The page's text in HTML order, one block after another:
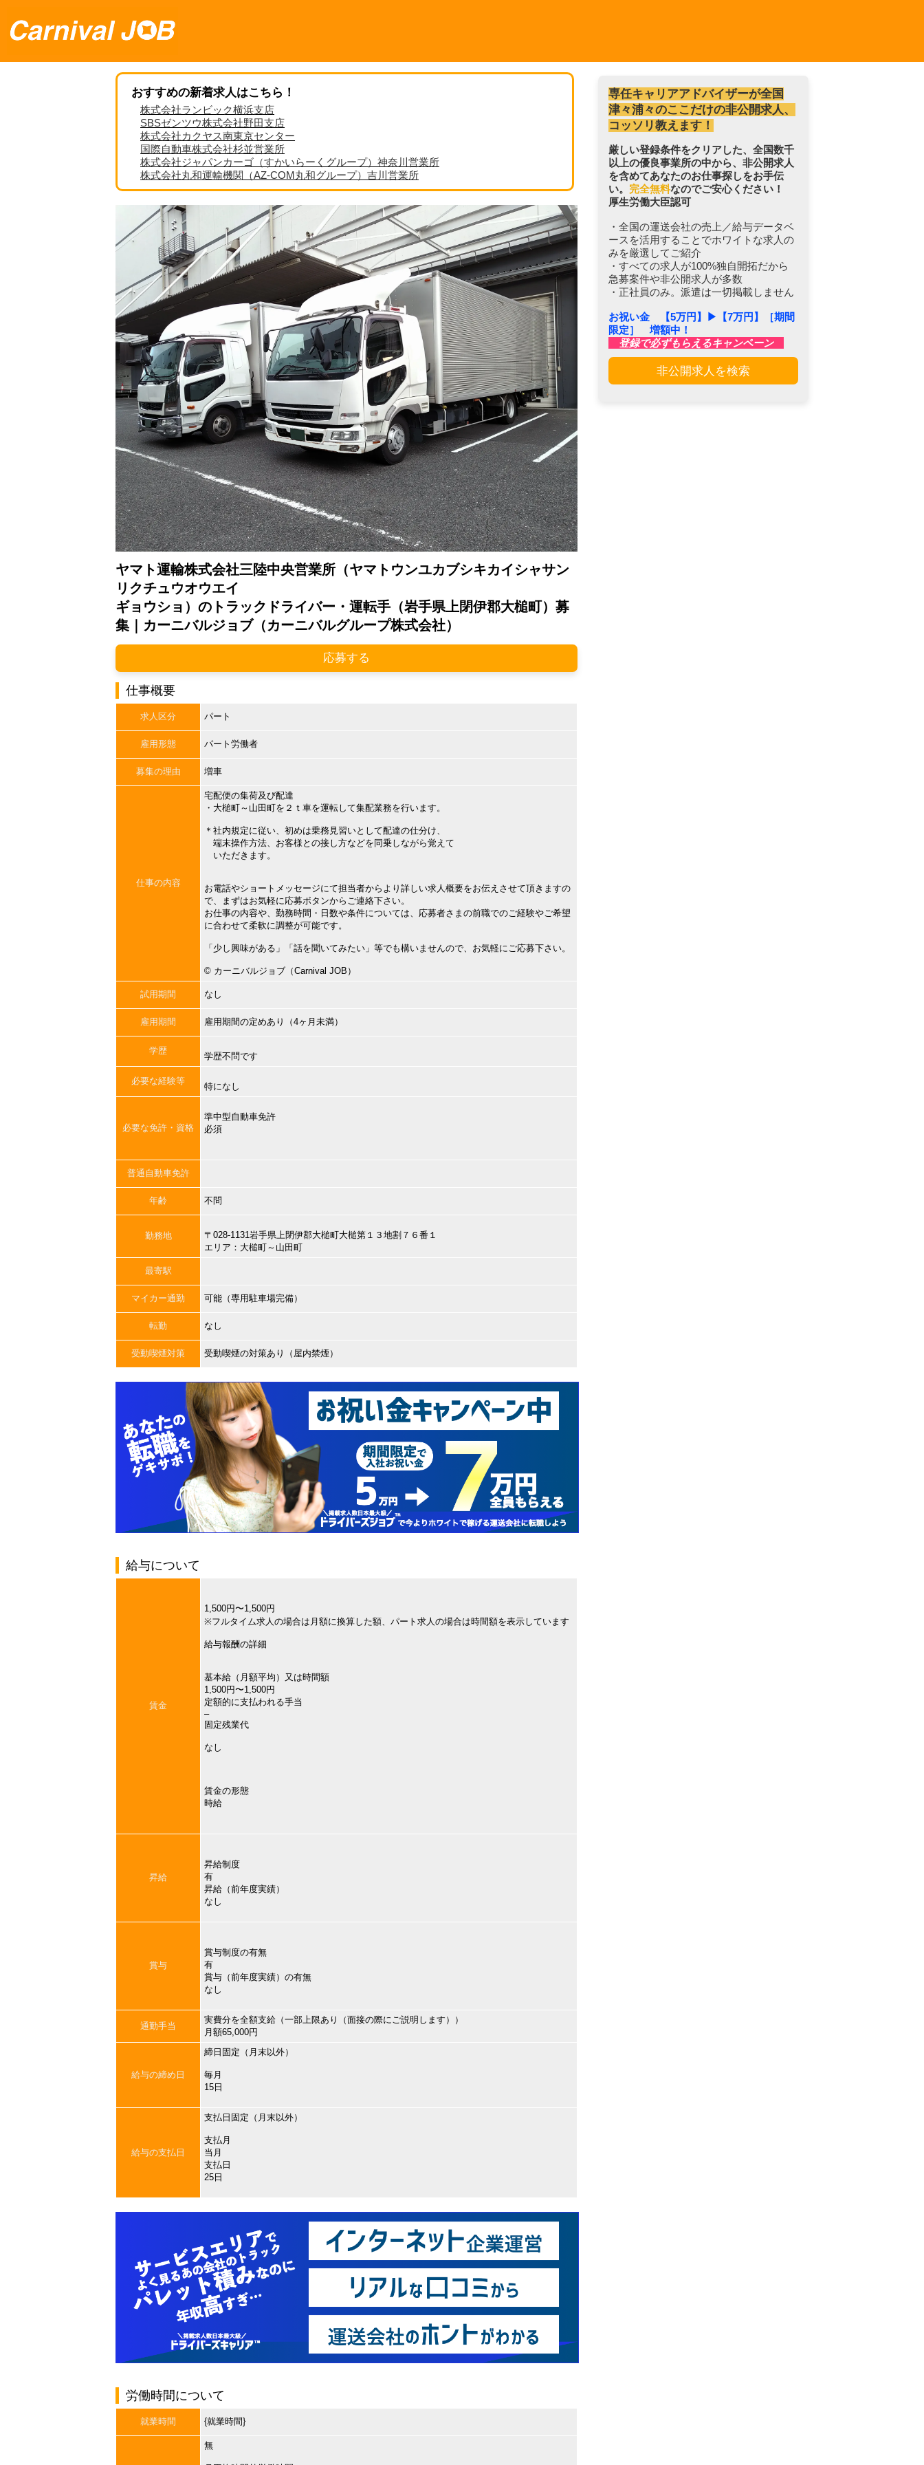
おすすめの新着求人はこちら！
株式会社ランビック横浜支店
SBSゼンツウ株式会社野田支店
株式会社カクヤス南東京センター
国際自動車株式会社杉並営業所
株式会社ジャパンカーゴ（すかいらーくグループ）神奈川営業所
株式会社丸和運輸機関（AZ-COM丸和グループ）吉川営業所
ヤマト運輸株式会社三陸中央営業所（ヤマトウンユカブシキカイシャサン
リクチュウオウエイ
ギョウショ）のトラックドライバー・運転手（岩手県上閉伊郡大槌町）募
集｜カーニバルジョブ（カーニバルグループ株式会社）
応募する
仕事概要
求人区分 パート
雇用形態 パート労働者
募集の理由 増車
仕事の内容
宅配便の集荷及び配達
・大槌町～山田町を２ｔ車を運転して集配業務を行います。
＊社内規定に従い、初めは乗務見習いとして配達の仕分け、
端末操作方法、お客様との接し方などを同乗しながら覚えて
いただきます。
お電話やショートメッセージにて担当者からより詳しい求人概要をお伝えさせて頂きますの
で、まずはお気軽に応募ボタンからご連絡下さい。
お仕事の内容や、勤務時間・日数や条件については、応募者さまの前職でのご経験やご希望
に合わせて柔軟に調整が可能です。
「少し興味がある」「話を聞いてみたい」等でも構いませんので、お気軽にご応募下さい。
©︎ カーニバルジョブ（Carnival JOB）
試用期間 なし
雇用期間 雇用期間の定めあり（4ヶ月未満）
学歴
学歴不問です
必要な経験等
特になし
必要な免許・資格
準中型自動車免許
必須
普通自動車免許
年齢 不問
勤務地
〒028-1131岩手県上閉伊郡大槌町大槌第１３地割７６番１
エリア：大槌町～山田町
最寄駅
マイカー通勤 可能（専用駐車場完備）
転勤 なし
受動喫煙対策 受動喫煙の対策あり（屋内禁煙）
給与について
賃金
1,500円〜1,500円
※フルタイム求人の場合は月額に換算した額、パート求人の場合は時間額を表示しています
給与報酬の詳細
基本給（月額平均）又は時間額
1,500円〜1,500円
定額的に支払われる手当
–
固定残業代
なし
賃金の形態
時給
昇給
昇給制度
有
昇給（前年度実績）
なし
賞与
賞与制度の有無
有
賞与（前年度実績）の有無
なし
通勤手当
実費分を全額支給（一部上限あり（面接の際にご説明します））
月額65,000円
給与の締め日
締日固定（月末以外）
毎月
15日
給与の支払日
支払日固定（月末以外）
支払月
当月
支払日
25日
労働時間について
就業時間 {就業時間}
無
専任キャリアアドバイザーが全国
津々浦々のここだけの非公開求人、
コッソリ教えます！
厳しい登録条件をクリアした、全国数千
以上の優良事業所の中から、非公開求人
を含めてあなたのお仕事探しをお手伝
い。 完全無料なのでご安心ください！
厚生労働大臣認可
・全国の運送会社の売上／給与データベ
ースを活用することでホワイトな求人の
みを厳選してご紹介
・すべての求人が100%独自開拓だから
急募案件や非公開求人が多数
・正社員のみ。派遣は一切掲載しません
お祝い金 【5万円】▶︎【7万円】［期間
限定］ 増額中！
登録で必ずもらえるキャンペーン
非公開求人を検索